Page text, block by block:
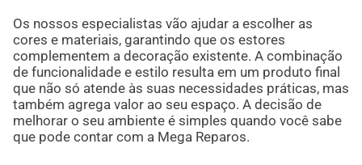
Os nossos especialistas vão ajudar a escolher as
cores e materiais, garantindo que os estores
complementem a decoração existente. A combinação
de funcionalidade e estilo resulta em um produto final
que não só atende às suas necessidades práticas, mas
também agrega valor ao seu espaço. A decisão de
melhorar o seu ambiente é simples quando você sabe
que pode contar com a Mega Reparos.